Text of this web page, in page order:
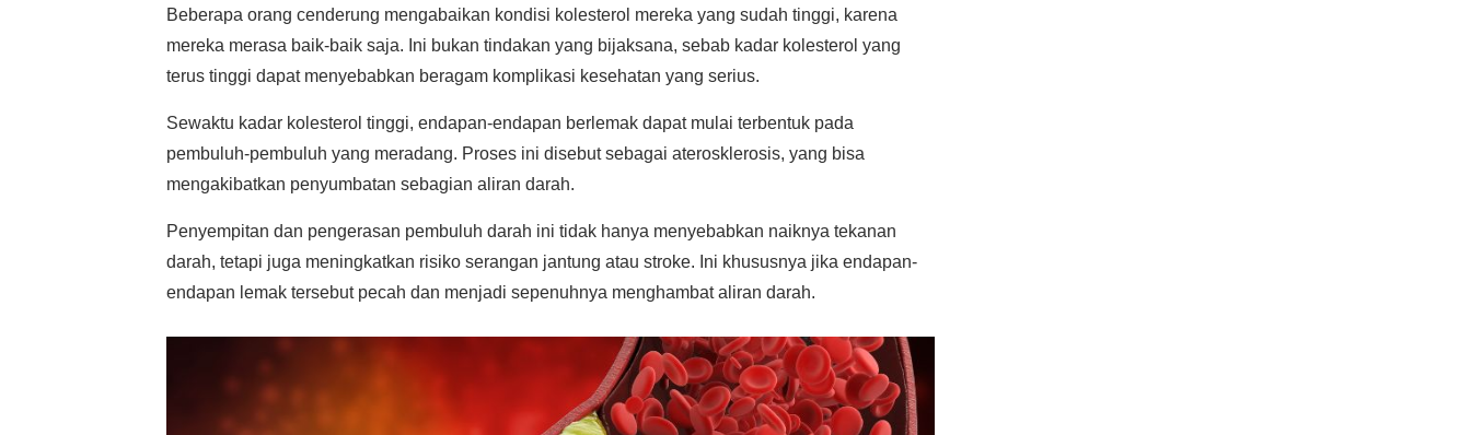
Beberapa orang cenderung mengabaikan kondisi kolesterol mereka yang sudah tinggi, karena
mereka merasa baik-baik saja. Ini bukan tindakan yang bijaksana, sebab kadar kolesterol yang
terus tinggi dapat menyebabkan beragam komplikasi kesehatan yang serius.
Sewaktu kadar kolesterol tinggi, endapan-endapan berlemak dapat mulai terbentuk pada
pembuluh-pembuluh yang meradang. Proses ini disebut sebagai aterosklerosis, yang bisa
mengakibatkan penyumbatan sebagian aliran darah.
Penyempitan dan pengerasan pembuluh darah ini tidak hanya menyebabkan naiknya tekanan
darah, tetapi juga meningkatkan risiko serangan jantung atau stroke. Ini khususnya jika endapan-
endapan lemak tersebut pecah dan menjadi sepenuhnya menghambat aliran darah.